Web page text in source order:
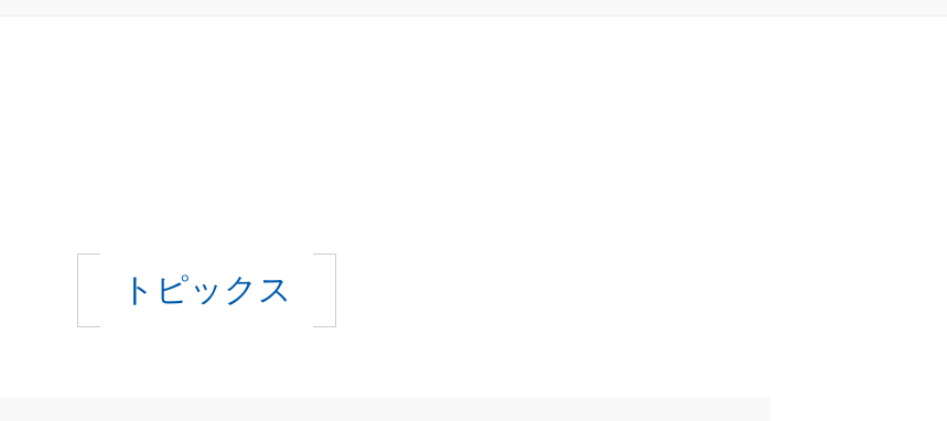
トピックス